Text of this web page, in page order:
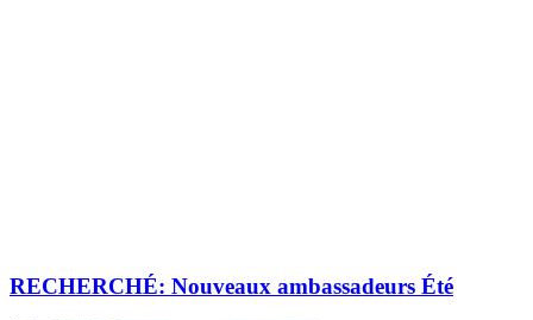
RECHERCHÉ: Nouveaux ambassadeurs Été